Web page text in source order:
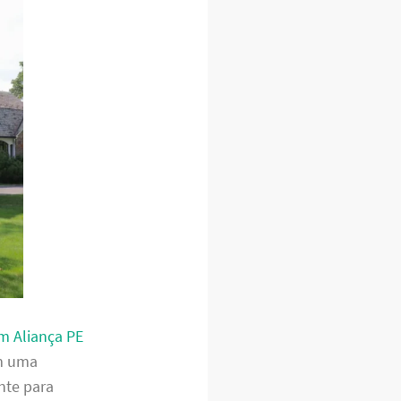
Aliança PE
uma
para